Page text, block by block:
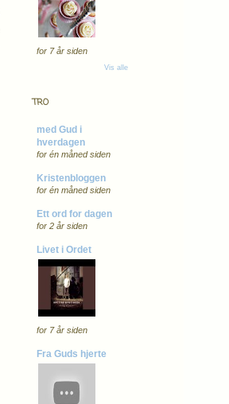
for 7 år siden
Vis alle
TRO
med Gud i
hverdagen
for én måned siden
Kristenbloggen
for én måned siden
Ett ord for dagen
for 2 år siden
Livet i Ordet
for 7 år siden
Fra Guds hjerte